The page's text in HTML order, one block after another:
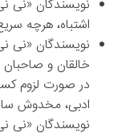
نویسندگان «نی
اشتباه، هرچه
نویسندگان «نی
خالقان و صاحبان
در صورت لزوم
ادبی، مخدوش
نویسندگان «نی